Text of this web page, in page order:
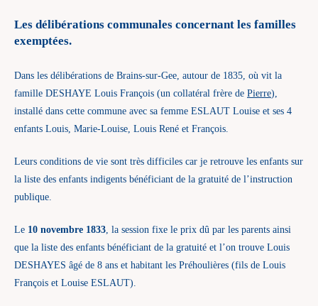
Les délibérations communales concernant les familles
exemptées.
Dans les délibérations de Brains-sur-Gee, autour de 1835, où vit la
famille DESHAYE Louis François (un collatéral frère de Pierre),
installé dans cette commune avec sa femme ESLAUT Louise et ses 4
enfants Louis, Marie-Louise, Louis René et François.
Leurs conditions de vie sont très difficiles car je retrouve les enfants sur
la liste des enfants indigents bénéficiant de la gratuité de l’instruction
publique.
Le 10 novembre 1833, la session fixe le prix dû par les parents ainsi
que la liste des enfants bénéficiant de la gratuité et l’on trouve Louis
DESHAYES âgé de 8 ans et habitant les Préhoulières (fils de Louis
François et Louise ESLAUT).